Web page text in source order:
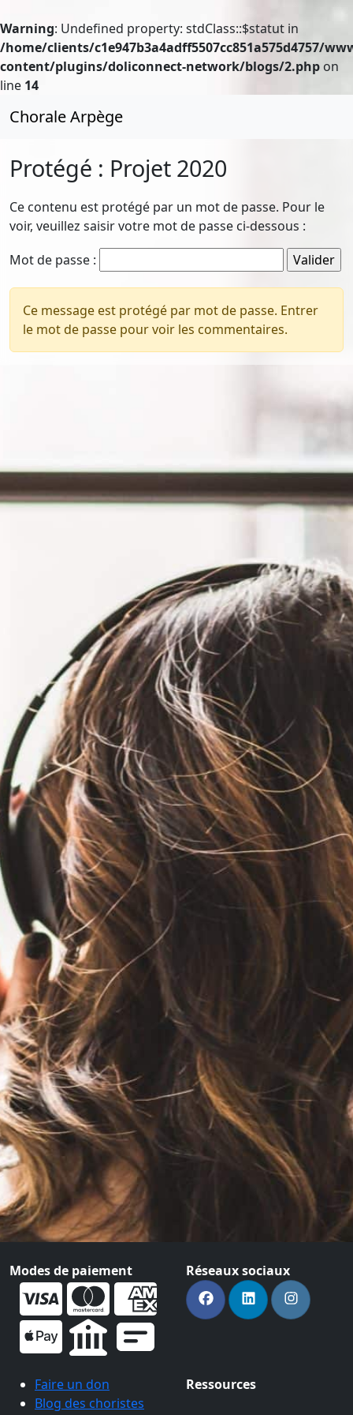
Warning: Undefined property: stdClass::$statut in
/home/clients/c1e947b3a4adff5507cc851a575d4757/
content/plugins/doliconnect-network/blogs/2.php on
line 14
Chorale Arpège
Protégé : Projet 2020
Ce contenu est protégé par un mot de passe. Pour le
voir, veuillez saisir votre mot de passe ci-dessous :
Mot de passe :
Ce message est protégé par mot de passe. Entrer
le mot de passe pour voir les commentaires.
Modes de paiement Réseaux sociaux
Faire un don
Blog des choristes
Ressources